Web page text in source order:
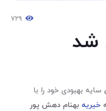
۷۲۹
شد
سایه بهبودی خود را با
خیریه بهنام دهش پور